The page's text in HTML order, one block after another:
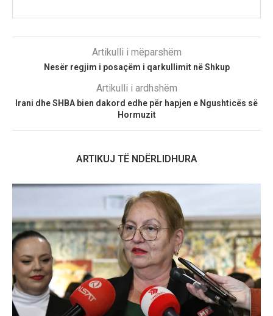
Artikulli i mëparshëm
Nesër regjim i posaçëm i qarkullimit në Shkup
Artikulli i ardhshëm
Irani dhe SHBA bien dakord edhe për hapjen e Ngushticës së
Hormuzit
ARTIKUJ TË NDËRLIDHURA